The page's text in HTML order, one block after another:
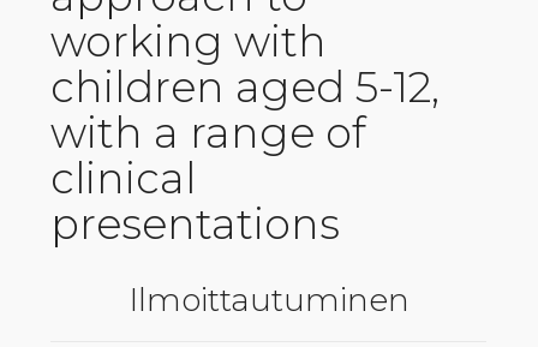
working with
children aged 5-12,
with a range of
clinical
presentations
Ilmoittautuminen